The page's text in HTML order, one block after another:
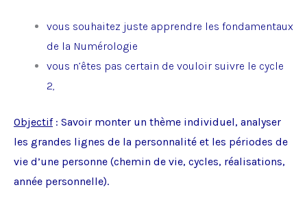
vous souhaitez juste apprendre les fondamentaux
de la Numérologie
vous n’êtes pas certain de vouloir suivre le cycle
2,
Objectif: Savoir monter un thème individuel, analyser
les grandes lignes de la personnalité et les périodes de
vie d’une personne (chemin de vie, cycles, réalisations,
année personnelle).